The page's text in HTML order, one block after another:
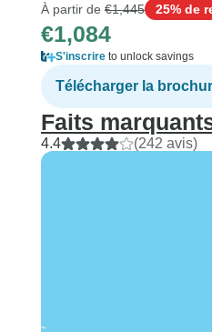
À partir de €1,445 25% de
€1,084
S'inscrire to unlock savings
Télécharger la
Faits
4.4 (242 avis)